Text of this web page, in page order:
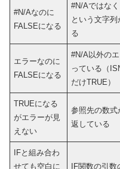
#N/Aなのに
FALSEになる
#N/Aではなく
という文字
る
エラーなのに
FALSEになる
#N/A以外の
っている（
だけTRUE）
TRUEになる
がエラーが見
えない
参照先の数式
返している
IFと組み合わ
せても空白に
IF関数の引